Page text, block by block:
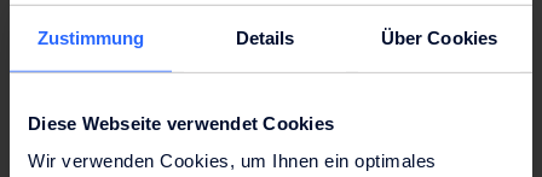
Zustimmung Details Über Cookies
Diese Webseite verwendet Cookies
Wir verwenden Cookies, um Ihnen ein optimales